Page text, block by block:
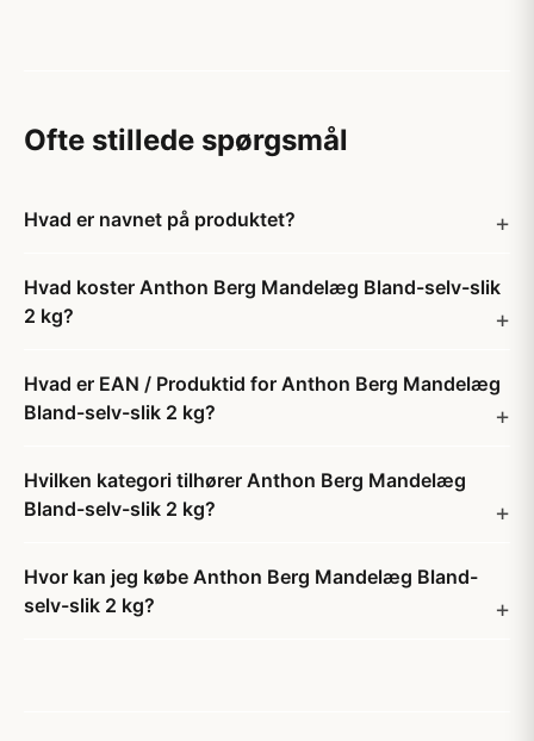
Ofte stillede spørgsmål
Hvad er navnet på produktet?
Hvad koster Anthon Berg Mandelæg Bland-selv-slik
2 kg?
Hvad er EAN / Produktid for Anthon Berg Mandelæg
Bland-selv-slik 2 kg?
Hvilken kategori tilhører Anthon Berg Mandelæg
Bland-selv-slik 2 kg?
Hvor kan jeg købe Anthon Berg Mandelæg Bland-
selv-slik 2 kg?